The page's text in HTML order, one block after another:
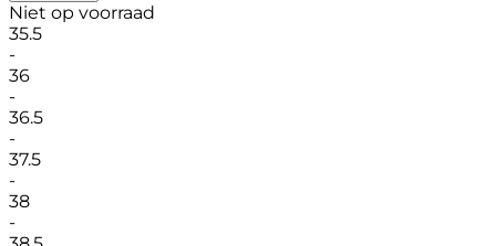
Niet op voorraad
35.5
-
36
-
36.5
-
37.5
-
38
-